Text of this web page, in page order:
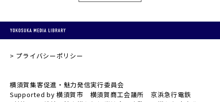
プライバシーポリシー
横須賀集客促進・魅力発信実行委員会
Supported by 横須賀市 横須賀商工会議所 京浜急行電鉄